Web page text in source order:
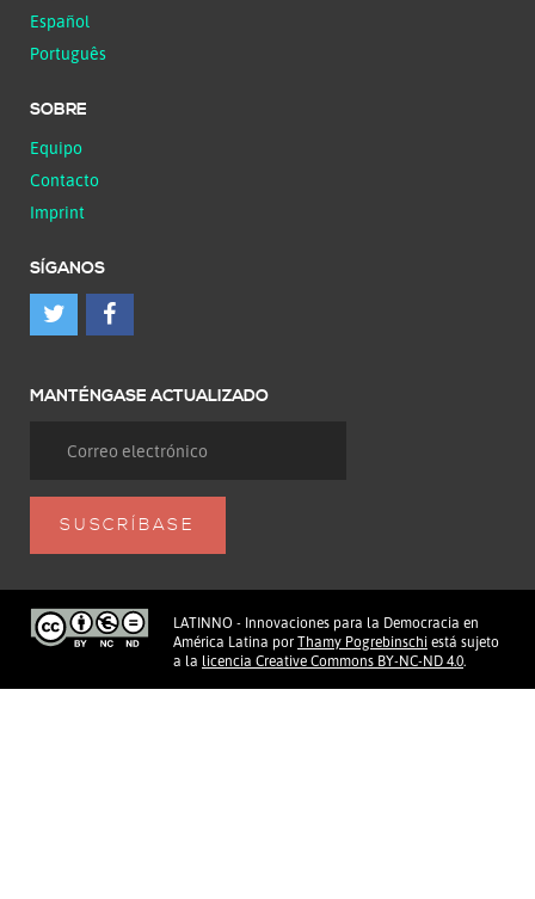
Español
Português
SOBRE
Equipo
Contacto
Imprint
SÍGANOS
MANTÉNGASE ACTUALIZADO
LATINNO - Innovaciones para la Democracia en
América Latina por Thamy Pogrebinschi está sujeto
a la licencia Creative Commons BY-NC-ND 4.0.